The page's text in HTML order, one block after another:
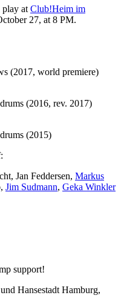
at Club!Heim im
27, at 8 PM.
(2017, world premiere)
(2016, rev. 2017)
(2015)
Jan Feddersen, Markus
Jim Sudmann, Geka Winkler
support!
Hansestadt Hamburg,